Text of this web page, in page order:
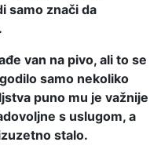
samo znači da
van na pivo, ali to se
samo nekoliko
puno mu je važnije
s uslugom, a
stalo.